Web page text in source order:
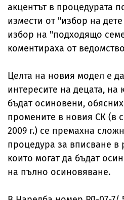
акцентът в процедурата
измести от "избор на
избор на "подходящо
коментираха от
Целта на новия модел е
интересите на децата, на
бъдат осиновени,
промените в новия СК (в
2009 г.) се премахна
процедура за вписване в
които могат да бъдат
на пълно осиновяване.